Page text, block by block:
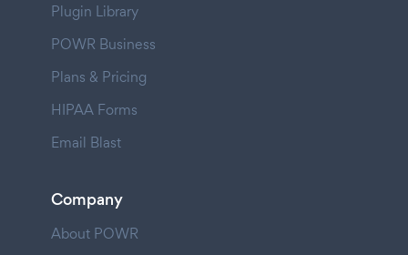
Plugin Library
POWR Business
Plans & Pricing
HIPAA Forms
Email Blast
Company
About POWR